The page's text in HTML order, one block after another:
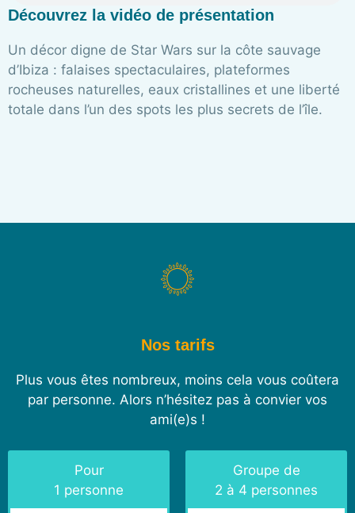
Découvrez la vidéo de présentation
Un décor digne de Star Wars sur la côte sauvage
d’Ibiza : falaises spectaculaires, plateformes
rocheuses naturelles, eaux cristallines et une liberté
totale dans l’un des spots les plus secrets de l’île.
Nos tarifs
Plus vous êtes nombreux, moins cela vous coûtera
par personne. Alors n’hésitez pas à convier vos
ami(e)s !
Pour
1 personne
Groupe de
2 à 4 personnes